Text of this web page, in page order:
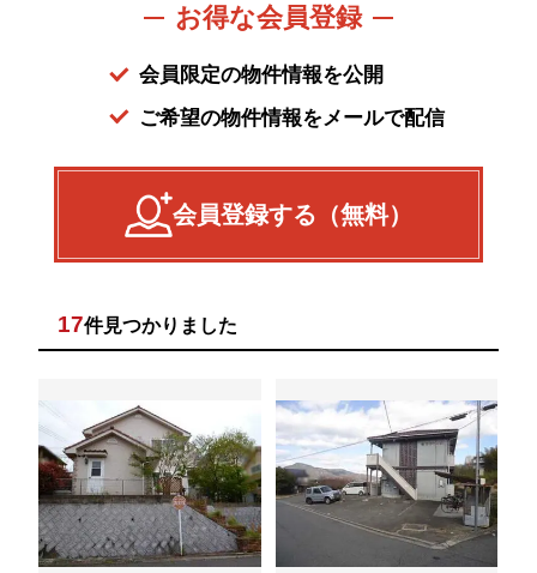
お得な会員登録
会員限定の物件情報を公開
ご希望の物件情報をメールで配信
会員登録する（無料）
17件見つかりました